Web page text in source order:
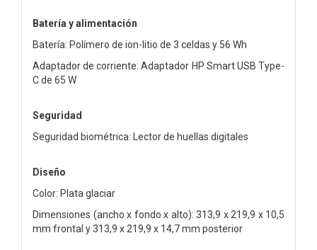
Batería y alimentación
Batería: Polímero de ion-litio de 3 celdas y 56 Wh
Adaptador de corriente: Adaptador HP Smart USB Type-
C de 65 W
Seguridad
Seguridad biométrica: Lector de huellas digitales
Diseño
Color: Plata glaciar
Dimensiones (ancho x fondo x alto): 313,9 x 219,9 x 10,5
mm frontal y 313,9 x 219,9 x 14,7 mm posterior